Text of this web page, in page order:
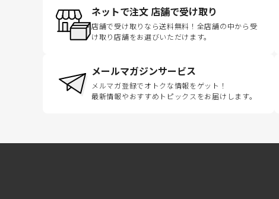
ネットで注文 店舗で受け取り
店舗で受け取りなら送料無料！全店舗の中から受
け取り店舗をお選びいただけます。
メールマガジンサービス
メルマガ登録でオトクな情報をゲット！
最新情報やおすすめトピックスをお届けします。